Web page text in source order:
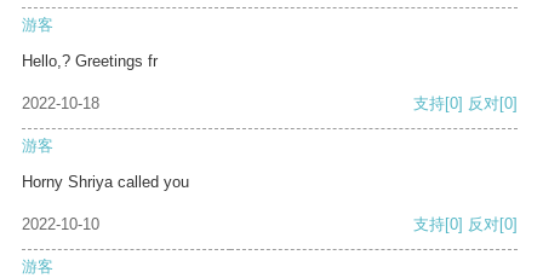
游客
Hello,? Greetings fr
2022-10-18 支持[0] 反对[0]
游客
Horny Shriya called you
2022-10-10 支持[0] 反对[0]
游客